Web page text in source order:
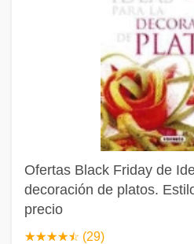
Ofertas Black Friday de
decoración de platos.
precio
☆☆☆☆☆
★★★★★ (29)